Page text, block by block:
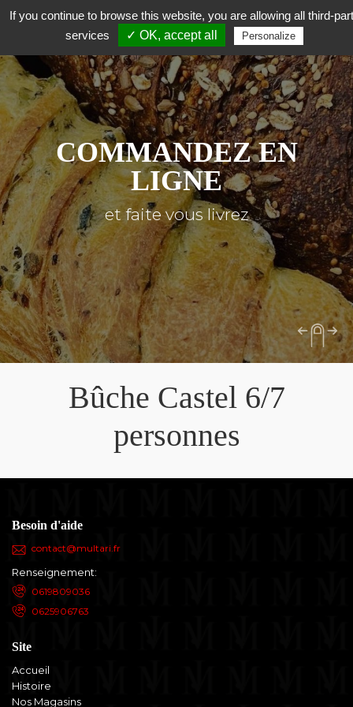
COMMANDEZ EN
LIGNE
et faite vous livrez
Bûche Castel 6/7
personnes
Besoin d'aide
contact@multari.fr
Renseignement:
0619809036
0625906763
Site
Accueil
Histoire
Nos Magasins
If you continue to browse this website, you are allowing all third-
services
✓ OK, accept all Personalize